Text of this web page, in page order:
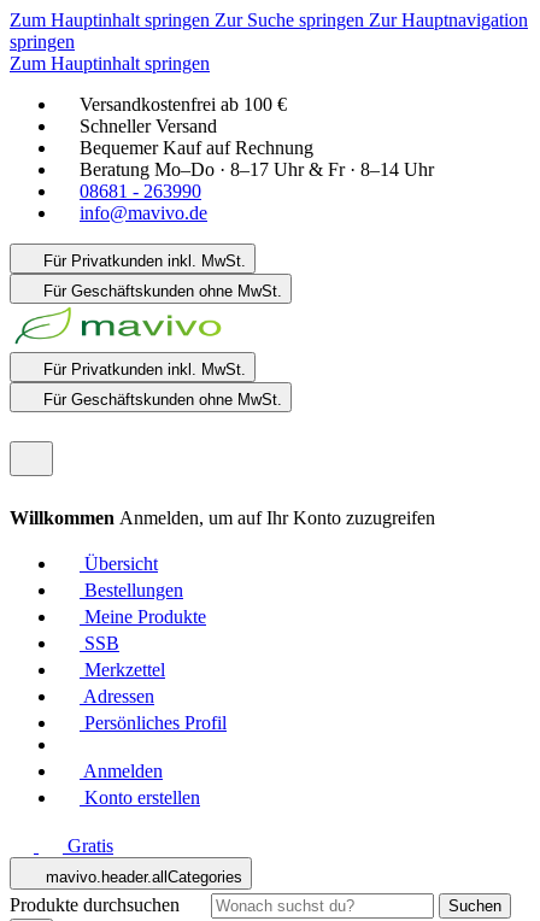
Zum Hauptinhalt springen Zur Suche springen Zur Hauptnavigation
springen
Zum Hauptinhalt springen
Versandkostenfrei ab 100 €
Schneller Versand
Bequemer Kauf auf Rechnung
Beratung Mo–Do · 8–17 Uhr & Fr · 8–14 Uhr
08681 - 263990
info@mavivo.de
Für Privatkunden inkl. MwSt.
Für Geschäftskunden ohne MwSt.
Für Privatkunden inkl. MwSt.
Für Geschäftskunden ohne MwSt.
Willkommen Anmelden, um auf Ihr Konto zuzugreifen
Übersicht
Bestellungen
Meine Produkte
SSB
Merkzettel
Adressen
Persönliches Profil
Anmelden
Konto erstellen
Gratis
mavivo.header.allCategories
Produkte durchsuchen Suchen